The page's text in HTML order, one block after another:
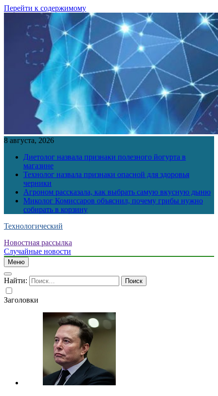
Перейти к содержимому
8 августа, 2026
Диетолог назвала признаки полезного йогурта в
магазине
Технолог назвала признаки опасной для здоровья
черники
Агроном рассказала, как выбрать самую вкусную дыню
Миколог Комиссаров объяснил, почему грибы нужно
собирать в корзину
Технологический
Новостная рассылка
Случайные новости
Меню
Найти:
Заголовки